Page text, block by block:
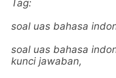
Tag:
soal uas bahasa
soal uas bahasa
kunci jawaban,